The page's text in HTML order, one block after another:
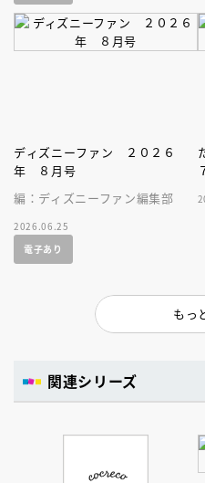
ディズニーファン ２０２６
年 ８月号
編：ディズニーファン編集部
2026.06.25
電子あり
もっ
関連シリーズ